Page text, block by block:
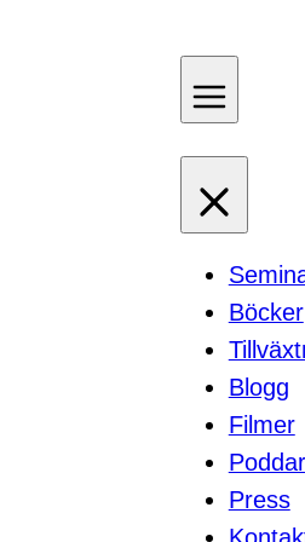
Böcker
Blogg
Filmer
Poddar
Press